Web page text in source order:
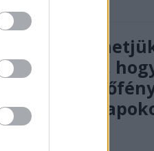
Nem
magunknak,
egymást
csütörtöki
SZÁNTAI JÁNOS